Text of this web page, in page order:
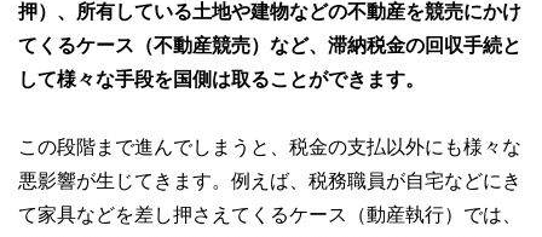
押）、所有している土地や建物などの不動産を競売にかけ
てくるケース（不動産競売）など、滞納税金の回収手続と
して様々な手段を国側は取ることができます。
この段階まで進んでしまうと、税金の支払以外にも様々な
悪影響が生じてきます。例えば、税務職員が自宅などにき
て家具などを差し押さえてくるケース（動産執行）では、